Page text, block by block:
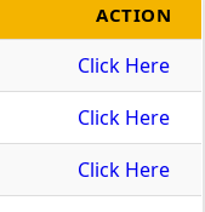
ACTION
Click Here
Click Here
Click Here